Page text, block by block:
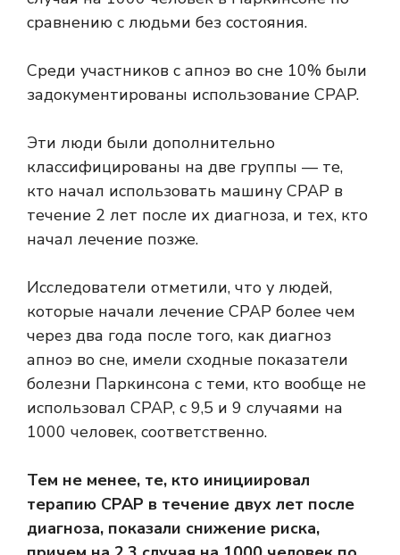
сравнению с людьми без состояния.
Среди участников с апноэ во сне 10% были
задокументированы использование CPAP.
Эти люди были дополнительно
классифицированы на две группы — те,
кто начал использовать машину CPAP в
течение 2 лет после их диагноза, и тех, кто
начал лечение позже.
Исследователи отметили, что у людей,
которые начали лечение CPAP более чем
через два года после того, как диагноз
апноэ во сне, имели сходные показатели
болезни Паркинсона с теми, кто вообще не
использовал CPAP, с 9,5 и 9 случаями на
1000 человек, соответственно.
Тем не менее, те, кто инициировал
терапию CPAP в течение двух лет после
диагноза, показали снижение риска,